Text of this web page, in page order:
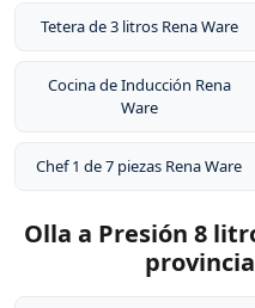
Tetera de 3 litros Rena Ware
Cocina de Inducción Rena
Ware
Chef 1 de 7 piezas Rena Ware
Olla a Presión 8